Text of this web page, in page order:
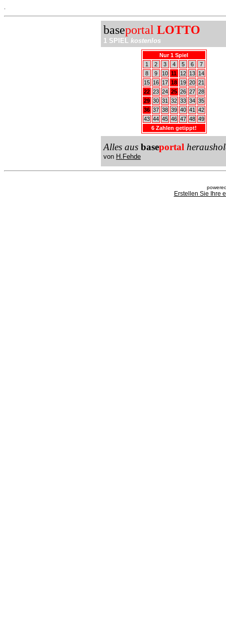
baseportal LOTTO
1 SPIEL kostenlos
Nur 1 Spiel
1
2 3 4 5 6
7
8
9 10 11 12 13
14
15
16 17 18 19 20 21
22 23 24 25 26 27 28
29 30 31 32 33 34 35
36 37 38 39 40 41
42
43 44 45 46 47 48 49
6 Zahlen getippt!
Alles aus baseportal
von H.Fehde
Erstellen Sie Ihre